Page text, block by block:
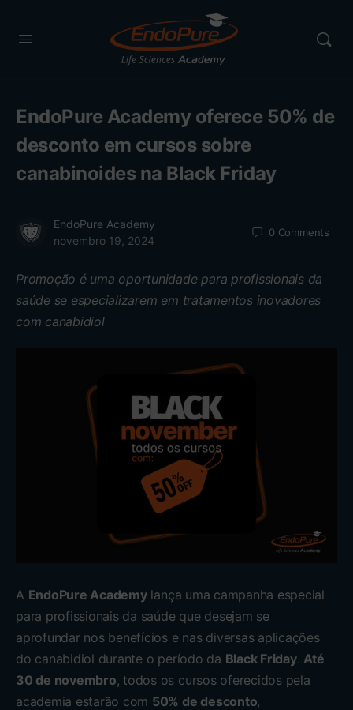
EndoPure Academy oferece 50% de
desconto em cursos sobre
canabinoides na Black Friday
EndoPure Academy
novembro 19, 2024
0 Comments
Promoção é uma oportunidade para profissionais da
saúde se especializarem em tratamentos inovadores
com canabidiol
A EndoPure Academylança uma campanha especial
para profissionais da saúde que desejam se
aprofundar nos benefícios e nas diversas aplicações
do canabidiol durante o período da Black Friday. Até
30 de novembro, todos os cursos oferecidos pela
academia estarão com 50% de desconto,